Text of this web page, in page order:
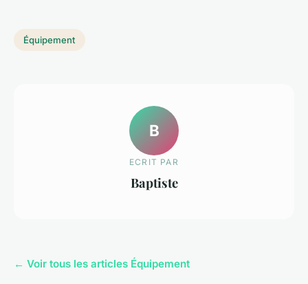
Équipement
B
ECRIT PAR
Baptiste
← Voir tous les articles Équipement